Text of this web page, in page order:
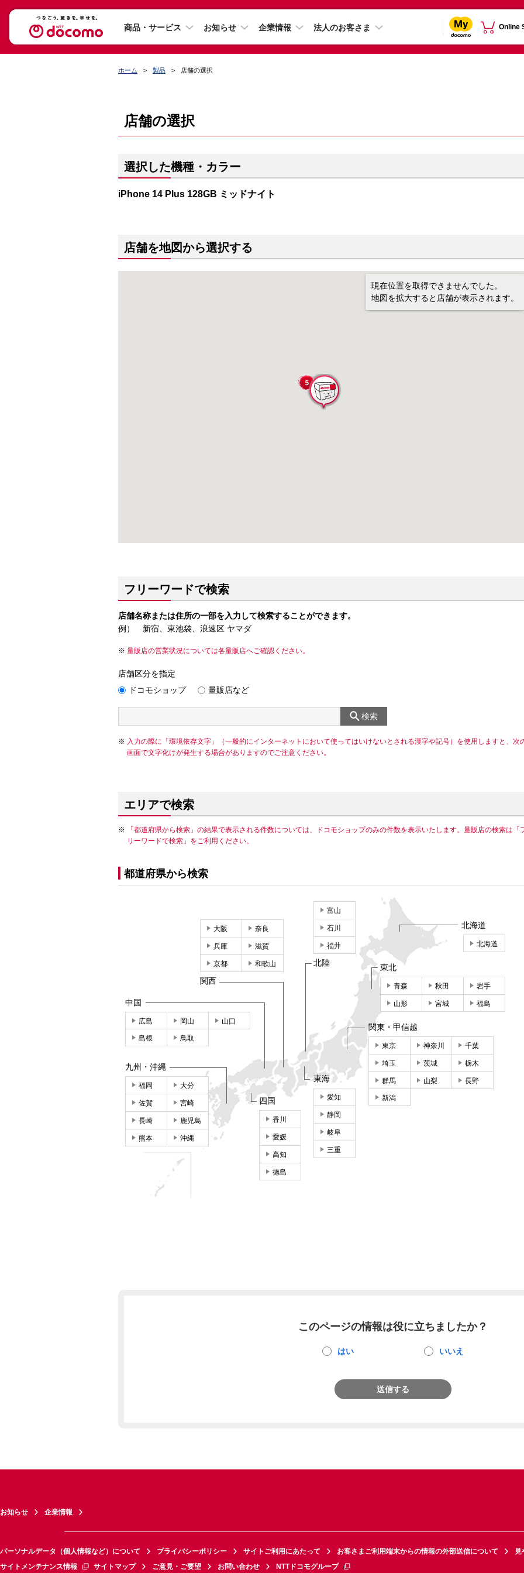
商品・サービス お知らせ 企業情報 法人のお客さま Online
ホーム 製品 店舗の選択
店舗の選択
選択した機種・カラー
iPhone 14 Plus 128GB ミッドナイト
店舗を地図から選択する
現在位置を取得できませんでした。
地図を拡大すると店舗が表示されます。
フリーワードで検索
店舗名称または住所の一部を入力して検索することができます。
例） 新宿、東池袋、浪速区 ヤマダ
量販店の営業状況については各量販店へご確認ください。
店舗区分を指定
ドコモショップ
量販店など
検索
入力の際に「環境依存文字」（一般的にインターネットにおいて使ってはいけないとされる漢字や記号）を使用しますと、次
画面で文字化けが発生する場合がありますのでご注意ください。
エリアで検索
「都道府県から検索」の結果で表示される件数については、ドコモショップのみの件数を表示いたします。量販店の検索は「
リーワードで検索」をご利用ください。
都道府県から検索
北海道
北海道
東北
青森 秋田 岩手
山形 宮城 福島
関東・甲信越
東京 神奈川 千葉
埼玉 茨城 栃木
群馬 山梨 長野
新潟
東海
愛知
静岡
岐阜
三重
富山
石川
福井
北陸
大阪 奈良
兵庫 滋賀
京都 和歌山
関西
中国
広島 岡山 山口
島根 鳥取
四国
香川
愛媛
高知
徳島
九州・沖縄
福岡 大分
佐賀 宮崎
長崎 鹿児島
熊本 沖縄
このページの情報は役に立ちましたか？
はい いいえ
送信する
お知らせ 企業情報
パーソナルデータ（個人情報など）について プライバシーポリシー サイトご利用にあたって お客さまご利用端末からの情報の外部送信について
見
サイトメンテナンス情報
サイトマップ ご意見・ご要望 お問い合わせ NTTドコモグループ